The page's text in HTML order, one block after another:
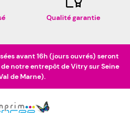
Qualité garantie
avant 16h (jours ouvrés) seront
notre entrepôt de Vitry sur Seine
de Marne).